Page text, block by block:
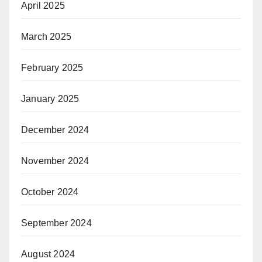
April 2025
March 2025
February 2025
January 2025
December 2024
November 2024
October 2024
September 2024
August 2024